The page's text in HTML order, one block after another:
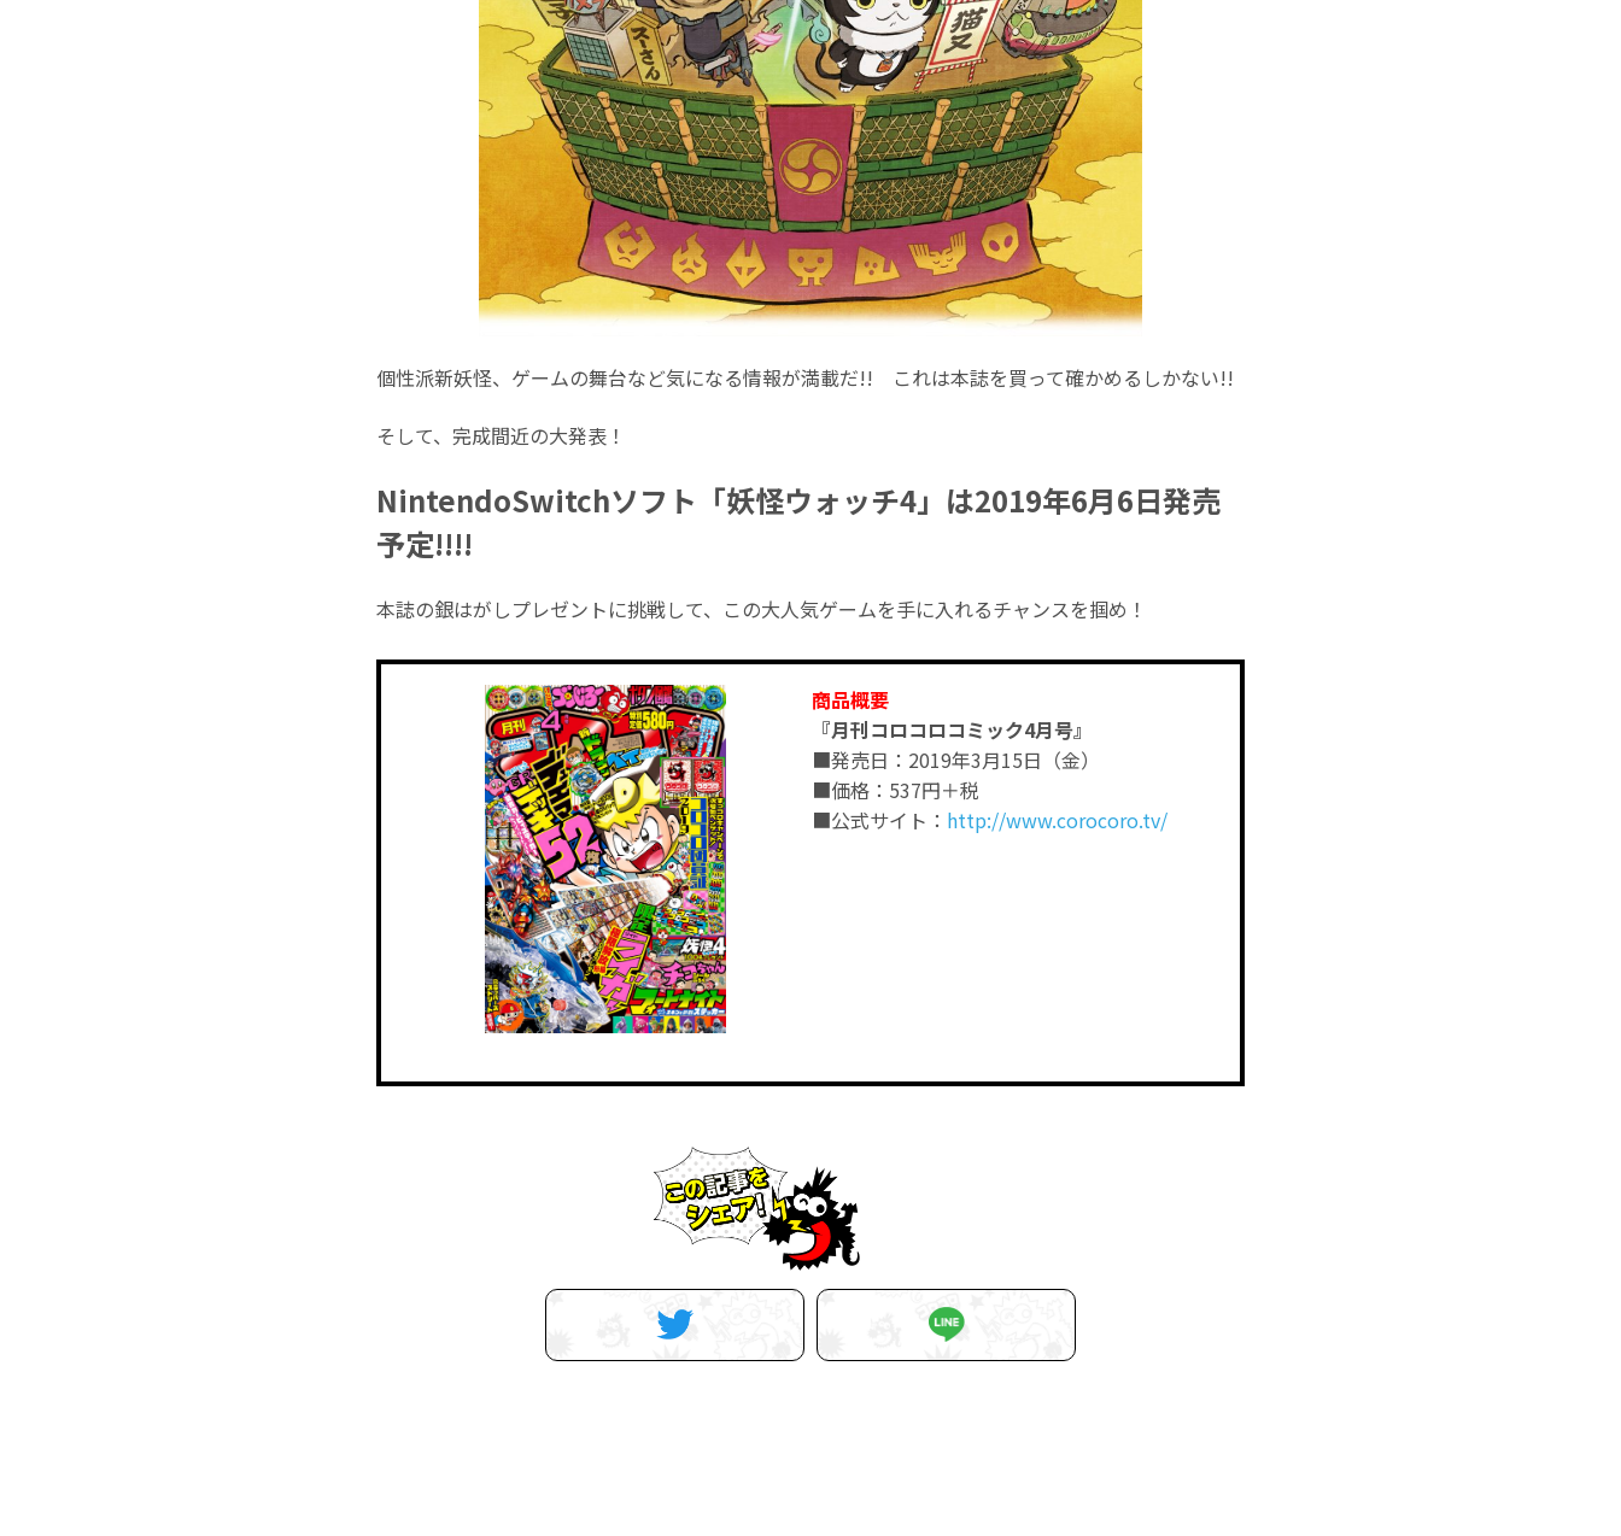
個性派新妖怪、ゲームの舞台など気になる情報が満載だ!! これは本誌を買って確かめるしかない!!
そして、完成間近の大発表！
NintendoSwitchソフト「妖怪ウォッチ4」は2019年6月6日発売
予定!!!!
本誌の銀はがしプレゼントに挑戦して、この大人気ゲームを手に入れるチャンスを掴め！
商品概要
『月刊コロコロコミック4月号』
■発売日：2019年3月15日（金）
■価格：537円＋税
■公式サイト： http://www.corocoro.tv/